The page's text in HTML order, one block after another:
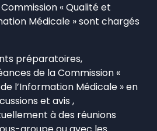
« Qualité et
Médicale » sont chargés
préparatoires,
de la Commission «
l’Information Médicale » en
et avis ,
à des réunions